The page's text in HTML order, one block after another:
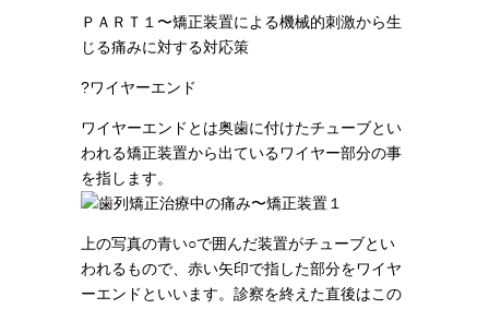
ＰＡＲＴ１〜矯正装置による機械的刺激から生
じる痛みに対する対応策
?ワイヤーエンド
ワイヤーエンドとは奥歯に付けたチューブとい
われる矯正装置から出ているワイヤー部分の事
を指します。
上の写真の青い○で囲んだ装置がチューブとい
われるもので、赤い矢印で指した部分をワイヤ
ーエンドといいます。診察を終えた直後はこの